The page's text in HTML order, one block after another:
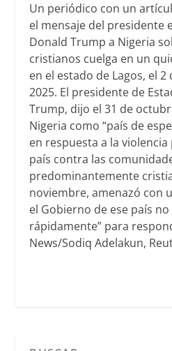
Un periódico con un
el mensaje del presidente
Donald Trump a Nigeria
cristianos cuelga en un
en el estado de Lagos, el
2025. El presidente de
Trump, dijo el 31 de
Nigeria como “país de
en respuesta a la
país contra las
predominantemente
noviembre, amenazó con
el Gobierno de ese país no
rápidamente” para
News/Sodiq Adelakun,